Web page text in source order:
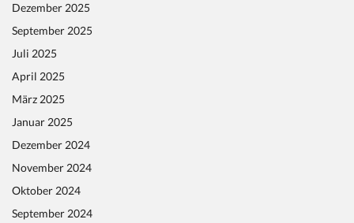
Dezember 2025
September 2025
Juli 2025
April 2025
März 2025
Januar 2025
Dezember 2024
November 2024
Oktober 2024
September 2024